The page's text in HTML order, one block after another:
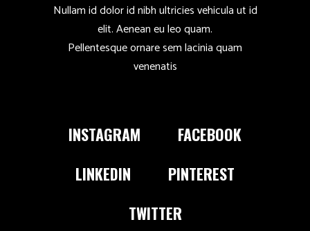
Nullam id dolor id nibh ultricies vehicula ut id
elit. Aenean eu leo quam.
Pellentesque ornare sem lacinia quam
venenatis
INSTAGRAM
FACEBOOK
LINKEDIN
PINTEREST
TWITTER